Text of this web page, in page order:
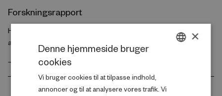
Forskningsrapport
How much does good data matter? The case of resources
available to children
GÅ TIL FORSKNINGSRAPPORTEN
×
Denne hjemmeside bruger
cookies
Vi bruger cookies til at tilpasse indhold,
annoncer og til at analysere vores trafik. Vi